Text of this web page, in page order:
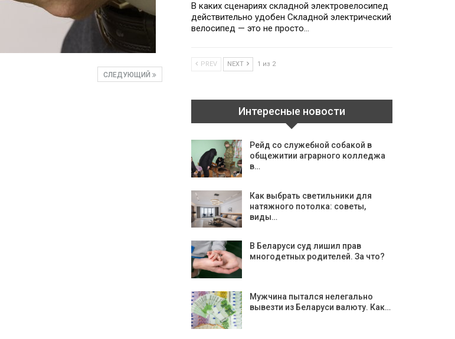
СЛЕДУЮЩИЙ
В каких сценариях складной электровелосипед
действительно удобен Складной электрический
велосипед — это не просто…
PREV NEXT 1 из 2
Интересные новости
Рейд со служебной собакой в
общежитии аграрного колледжа
в…
Как выбрать светильники для
натяжного потолка: советы,
виды…
В Беларуси суд лишил прав
многодетных родителей. За что?
Мужчина пытался нелегально
вывезти из Беларуси валюту. Как…